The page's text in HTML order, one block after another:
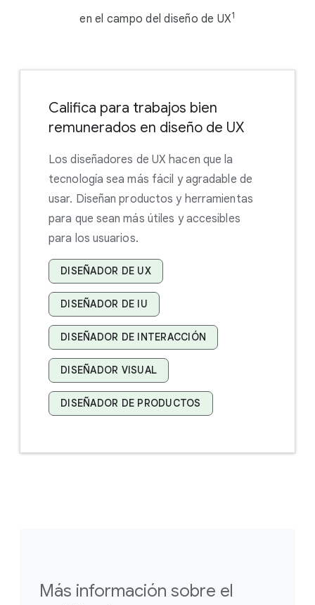
en el campo del diseño de UX1
Califica para trabajos bien
remunerados en diseño de UX
Los diseñadores de UX hacen que la
tecnología sea más fácil y agradable de
usar. Diseñan productos y herramientas
para que sean más útiles y accesibles
para los usuarios.
DISEÑADOR DE UX
DISEÑADOR DE IU
DISEÑADOR DE INTERACCIÓN
DISEÑADOR VISUAL
DISEÑADOR DE PRODUCTOS
Más información sobre el